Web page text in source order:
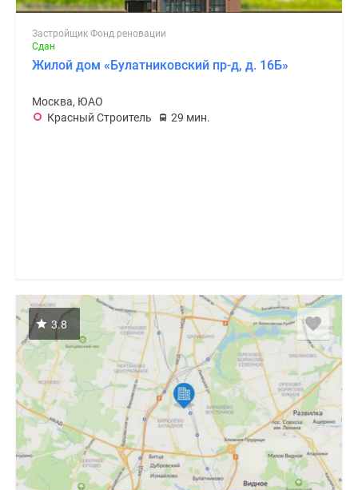
Застройщик Фонд реновации
Сдан
Жилой дом «Булатниковский пр-д, д. 16Б»
Москва, ЮАО
Красный Строитель
29 мин.
3.8